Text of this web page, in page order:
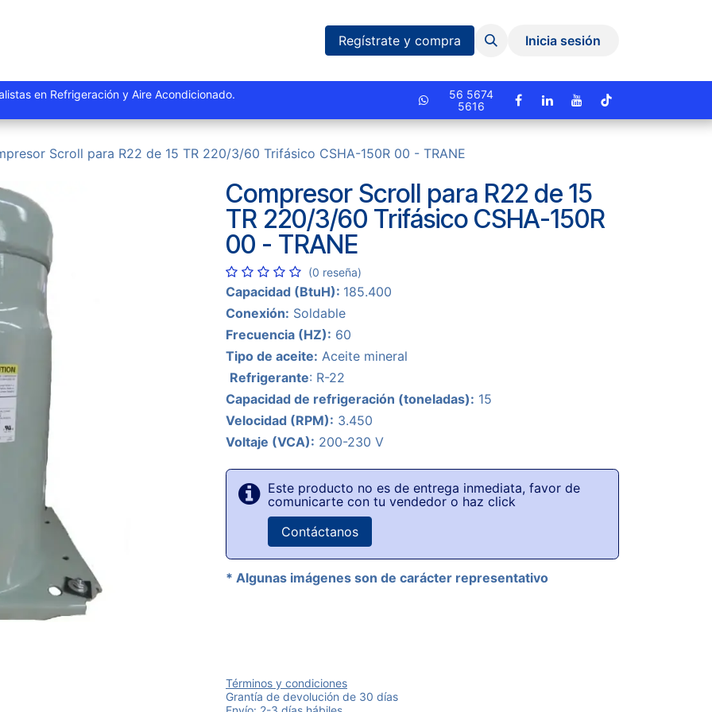
Sucursales Eventos y Capacitaciones Quiniela
Regístrate y compra Inicia sesión
y especialistas en Refrigeración y Aire Acondicionado.
56 5674
5616
Scroll para R22 de 15 TR 220/3/60 Trifásico CSHA-150R 00 - TRANE
Compresor Scroll para R22 de 15
TR 220/3/60 Trifásico CSHA-150R
00 - TRANE
(0 reseña)
Capacidad (BtuH): 185.400
Conexión: Soldable
Frecuencia (HZ): 60
Tipo de aceite: Aceite mineral
Refrigerante: R-22
Capacidad de refrigeración (toneladas): 15
Velocidad (RPM): 3.450
Voltaje (VCA): 200-230 V
Este producto no es de entrega inmediata, favor de
comunicarte con tu vendedor o haz click
Contáctanos
* Algunas imágenes son de carácter representativo
Términos y condiciones
Grantía de devolución de 30 días